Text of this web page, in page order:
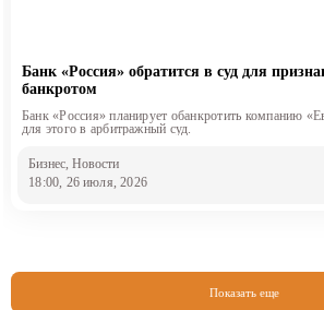
Банк «Россия» обратится в суд для
банкротом
Банк «Россия» планирует обанкротить компанию
для этого в арбитражный суд.
Бизнес , Новости
18:00, 26 июля, 2026
Показать еще